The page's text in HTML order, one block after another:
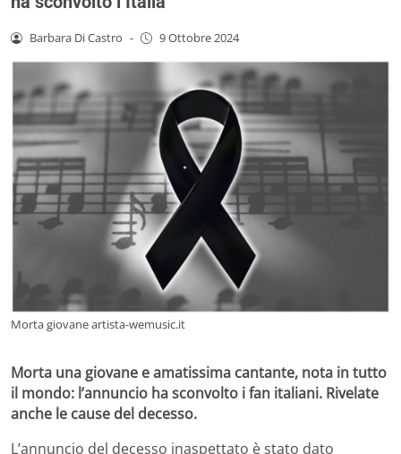
Barbara Di Castro - 9 Ottobre 2024
Morta giovane artista-wemusic.it
Morta una giovane e amatissima cantante, nota in tutto
il mondo: l’annuncio ha sconvolto i fan italiani. Rivelate
anche le cause del decesso.
L’annuncio del decesso inaspettato è stato dato